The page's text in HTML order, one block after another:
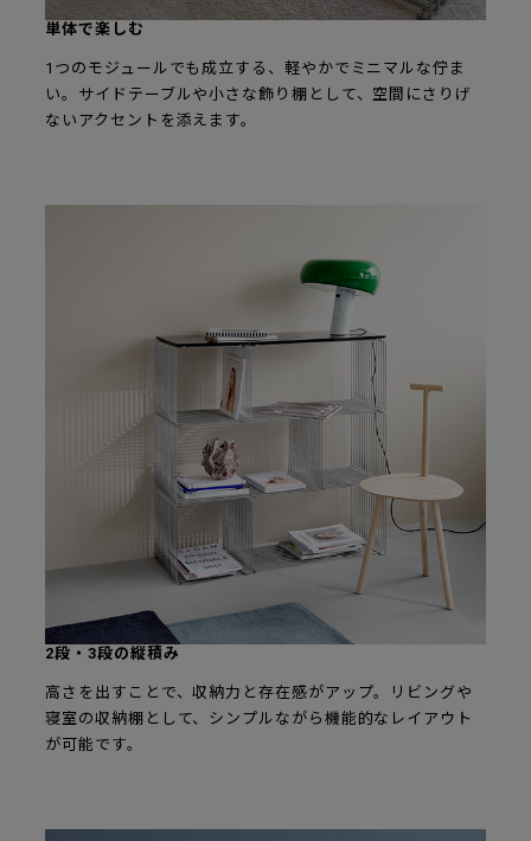
単体で楽しむ
1つのモジュールでも成立する、軽やかでミニマルな佇ま
い。サイドテーブルや小さな飾り棚として、空間にさりげ
ないアクセントを添えます。
2段・3段の縦積み
高さを出すことで、収納力と存在感がアップ。リビングや
寝室の収納棚として、シンプルながら機能的なレイアウト
が可能です。